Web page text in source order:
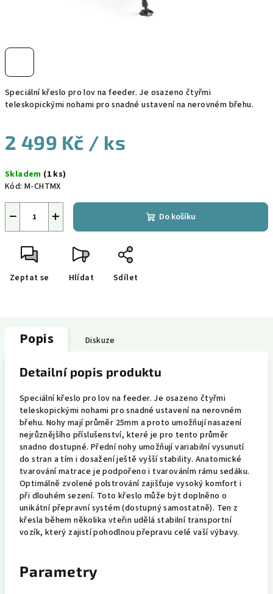
Speciální křeslo pro lov na feeder. Je osazeno čtyřmi
teleskopickými nohami pro snadné ustavení na nerovném břehu.
2 499 Kč / ks
cena:
Skladem (1 ks)
Kód: M-CHTMX
+
− Do košíku
Zeptat se Hlídat Sdílet
Popis Diskuze
Detailní popis produktu
Speciální křeslo pro lov na feeder. Je osazeno čtyřmi
teleskopickými nohami pro snadné ustavení na nerovném
břehu. Nohy mají průměr 25mm a proto umožňují nasazení
nejrůznějšího příslušenství, které je pro tento průměr
snadno dostupné. Přední nohy umožňují variabilní vysunutí
do stran a tím i dosažení ještě vyšší stability. Anatomické
tvarování matrace je podpořeno i tvarováním rámu sedáku.
Optimálně zvolené polstrování zajišťuje vysoký komfort i
při dlouhém sezení. Toto křeslo může být doplněno o
unikátní přepravní systém (dostupný samostatně). Ten z
křesla během několika vteřin udělá stabilní transportní
vozík, který zajistí pohodlnou přepravu celé vaší výbavy.
Parametry